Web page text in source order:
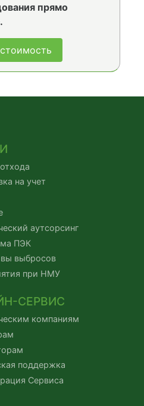
прямо
на учет
аутсорсинг
ПЭК
выбросов
при НМУ
СЕРВИС
компаниям
поддержка
Сервиса